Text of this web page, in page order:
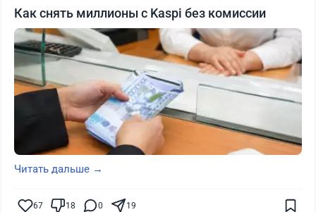
Как снять миллионы с Kaspi без комиссии
Читать дальше →
67 18 0 19